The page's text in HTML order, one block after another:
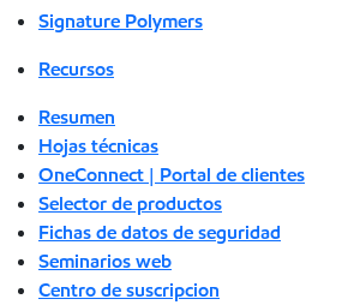
Signature Polymers
Recursos
Resumen
Hojas técnicas
OneConnect | Portal de clientes
Selector de productos
Fichas de datos de seguridad
Seminarios web
Centro de suscripcion